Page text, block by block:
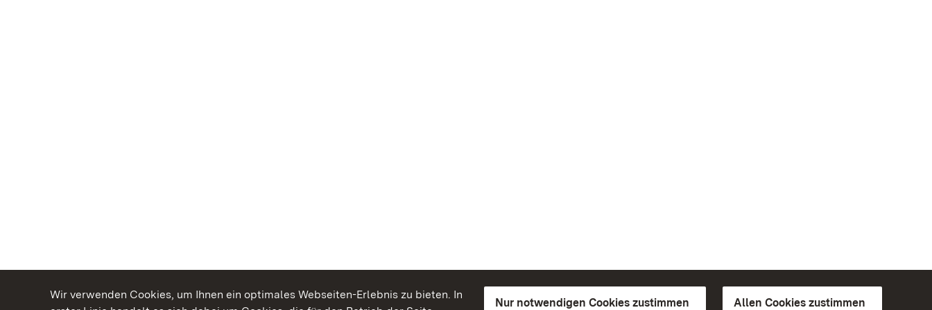
Wir verwenden Cookies, um Ihnen ein optimales Webseiten-Erlebnis zu bieten. In
Nur notwendigen Cookies zustimmen Allen Cookies zustimmen